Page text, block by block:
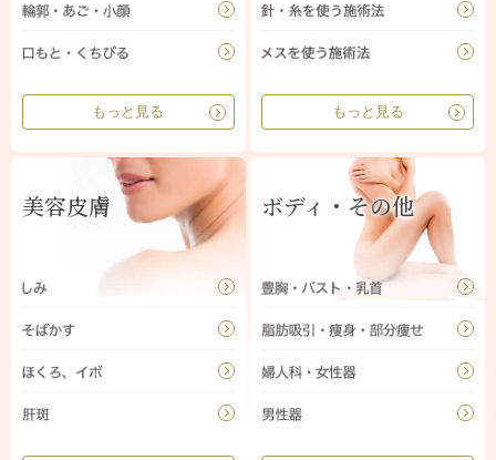
もっと見る もっと見る
美容皮膚 ボディ・その他